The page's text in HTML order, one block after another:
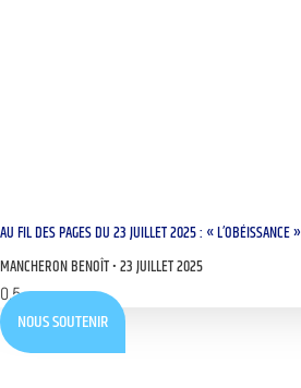
AU FIL DES PAGES DU 23 JUILLET 2025 : « L’OBÉISSANCE »
MANCHERON BENOÎT 23 JUILLET 2025
NOUS SOUTENIR